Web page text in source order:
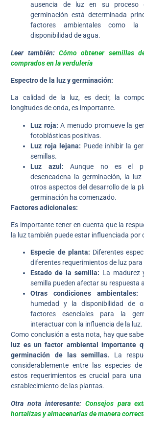
ausencia de luz en su proceso
germinación está determinada
factores ambientales como
disponibilidad de agua.
Leer también: Cómo obtener semillas
comprados en la verdulería
Espectro de la luz y germinación:
La calidad de la luz, es decir, la
longitudes de onda, es importante.
Luz roja: A menudo promueve la
fotoblásticas positivas.
Luz roja lejana: Puede inhibir la
semillas.
Luz azul: Aunque no es el
desencadena la germinación, la
otros aspectos del desarrollo de la
germinación ha comenzado.
Factores adicionales:
Es importante tener en cuenta que la
la luz también puede estar influenciada
Especie de planta: Diferentes
diferentes requerimientos de luz
Estado de la semilla: La madurez
semilla pueden afectar su respuesta
Otras condiciones ambientales:
humedad y la disponibilidad de
factores esenciales para la
interactuar con la influencia de la luz.
Como conclusión a esta nota, hay que
luz es un factor ambiental importante
germinación de las semillas. La
considerablemente entre las especies
estos requerimientos es crucial para una
establecimiento de las plantas.
Otra nota interesante: Consejos para
hortalizas y almacenarlas de manera